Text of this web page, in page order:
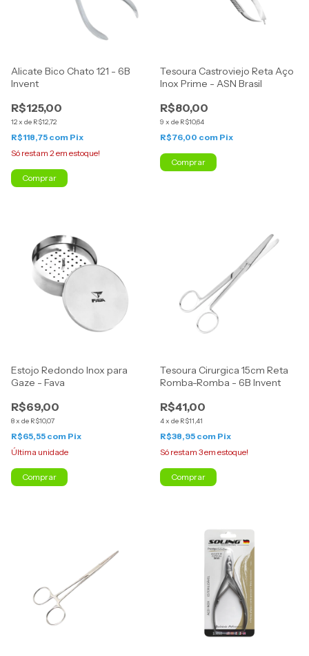
Alicate Bico Chato 121 - 6B
Invent
R$125,00
12x de R$12,72
R$118,75 com Pix
Só restam 2em estoque!
Tesoura Castroviejo Reta Aço
Inox Prime - ASN Brasil
R$80,00
9 x de R$10,64
R$76,00 com Pix
Estojo Redondo Inox para
Gaze - Fava
R$69,00
8x de R$10,07
R$65,55 com Pix
Última unidade
Tesoura Cirurgica 15cm Reta
Romba-Romba - 6B Invent
R$41,00
4x de R$11,41
R$38,95 com Pix
Só restam 3em estoque!